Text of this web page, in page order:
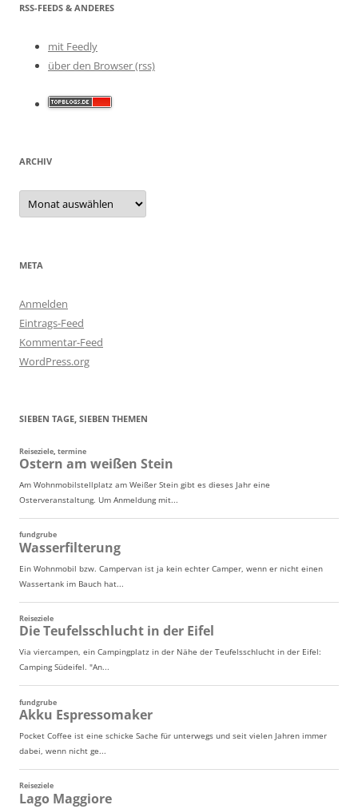
RSS-FEEDS & ANDERES
mit Feedly
über den Browser (rss)
ARCHIV
Archiv
META
Anmelden
Eintrags-Feed
Kommentar-Feed
WordPress.org
SIEBEN TAGE, SIEBEN THEMEN